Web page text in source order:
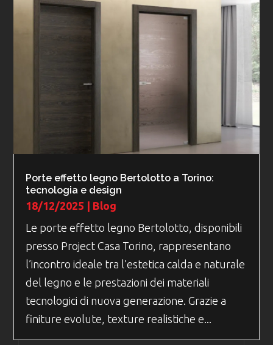
Porte effetto legno Bertolotto a Torino:
tecnologia e design
18/12/2025 | Blog
Le porte effetto legno Bertolotto, disponibili
presso Project Casa Torino, rappresentano
l’incontro ideale tra l’estetica calda e naturale
del legno e le prestazioni dei materiali
tecnologici di nuova generazione. Grazie a
finiture evolute, texture realistiche e...